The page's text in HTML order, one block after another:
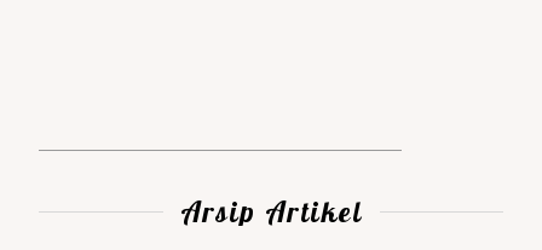
Arsip Artikel